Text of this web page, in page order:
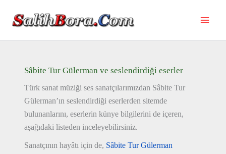
Sâbite Tur Gülerman ve seslendirdiği eserler
Türk sanat müziği ses sanatçılarımızdan Sâbite Tur
Gülerman’ın seslendirdiği eserlerden sitemde
bulunanlarını, eserlerin künye bilgilerini de içeren,
aşağıdaki listeden inceleyebilirsiniz.
Sanatçının hayâtı için de, Sâbite Tur Gülerman